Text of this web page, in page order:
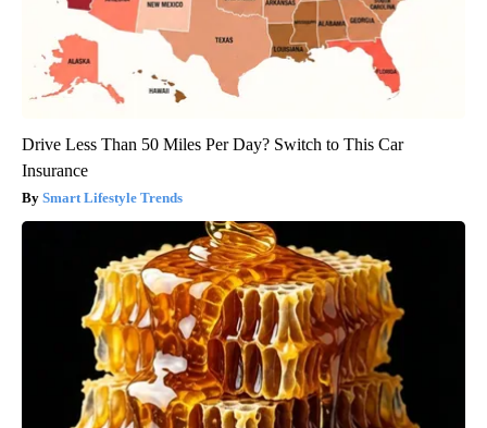
Drive Less Than 50 Miles Per Day? Switch to This Car
Insurance
Smart Lifestyle Trends